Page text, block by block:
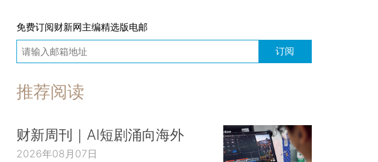
免费订阅财新网主编精选版电邮
订阅
推荐阅读
财新周刊｜AI短剧涌向海外
2026年08月07日